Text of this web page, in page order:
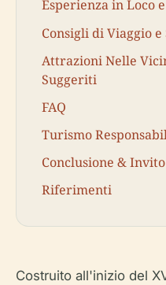
Esperienza in Loco
Consigli di Viaggio
Attrazioni Nelle
Suggeriti
FAQ
Turismo
Conclusione &
Riferimenti
Costruito all'inizio del